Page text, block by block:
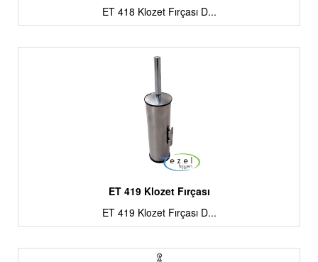
ET 418 Klozet Fırçası D...
ET 419 Klozet Fırçası
ET 419 Klozet Fırçası D...